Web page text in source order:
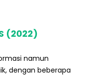
(2022)
namun
dengan beberapa